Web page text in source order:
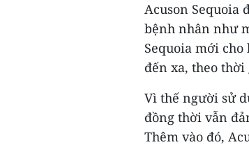
Acuson Sequoia
bệnh nhân như
Sequoia mới
đến xa, theo
Vì thế người sử
đồng thời vẫn
Thêm vào đó,